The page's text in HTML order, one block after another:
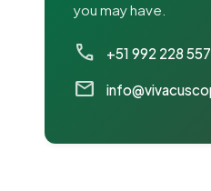
you may have.
call +51 992 228 557
mail